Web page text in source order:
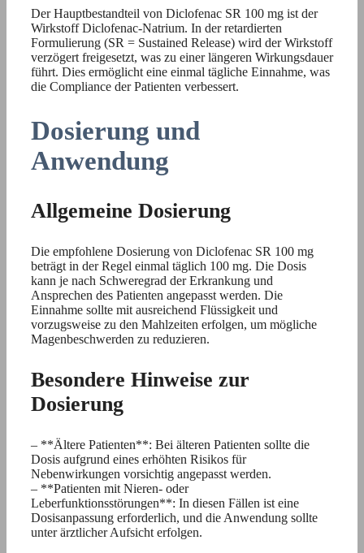
Der Hauptbestandteil von Diclofenac SR 100 mg ist der
Wirkstoff Diclofenac-Natrium. In der retardierten
Formulierung (SR = Sustained Release) wird der Wirkstoff
verzögert freigesetzt, was zu einer längeren Wirkungsdauer
führt. Dies ermöglicht eine einmal tägliche Einnahme, was
die Compliance der Patienten verbessert.
Dosierung und
Anwendung
Allgemeine Dosierung
Die empfohlene Dosierung von Diclofenac SR 100 mg
beträgt in der Regel einmal täglich 100 mg. Die Dosis
kann je nach Schweregrad der Erkrankung und
Ansprechen des Patienten angepasst werden. Die
Einnahme sollte mit ausreichend Flüssigkeit und
vorzugsweise zu den Mahlzeiten erfolgen, um mögliche
Magenbeschwerden zu reduzieren.
Besondere Hinweise zur
Dosierung
– **Ältere Patienten**: Bei älteren Patienten sollte die
Dosis aufgrund eines erhöhten Risikos für
Nebenwirkungen vorsichtig angepasst werden.
– **Patienten mit Nieren- oder
Leberfunktionsstörungen**: In diesen Fällen ist eine
Dosisanpassung erforderlich, und die Anwendung sollte
unter ärztlicher Aufsicht erfolgen.